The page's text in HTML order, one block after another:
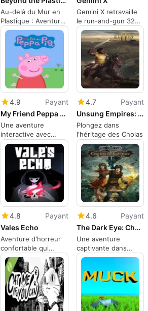
Au-delà du Mur en
Plastique : Aventure
narrative tactile avec
art pixel HD
Gemini X retravaille
le run-and-gun 32
bits en Metroidvania
à embranchements
4.9
Payant
My Friend Peppa Pig
Une aventure
interactive avec
Peppa Pig
4.7
Payant
Unsung Empires: The Cholas II Legacy of Rajendra Chola
Plongez dans
l'héritage des Cholas
4.8
Payant
Vales Echo
Aventure d'horreur
confortable qui
s'appuie sur
l'ambiance, les choix
et l'humour noir
4.6
Payant
The Dark Eye: Chains of Satinav
Une aventure
captivante dans
Aventuria